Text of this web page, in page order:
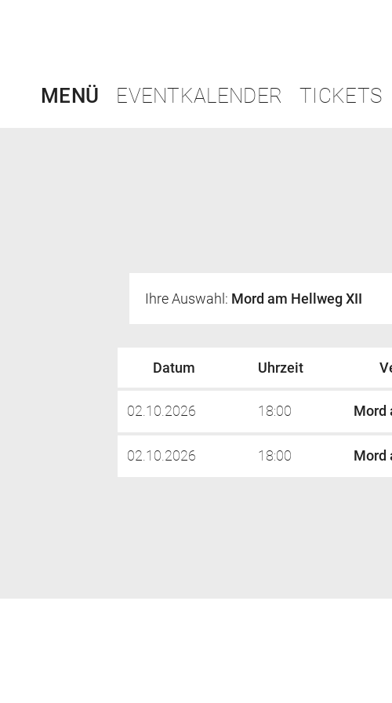
MENÜ EVENTKALENDER TICKETS
Ihre Auswahl: Mord am Hellweg XII
Datum Uhrzeit
02.10.2026 18:00 Mord
02.10.2026 18:00 Mord